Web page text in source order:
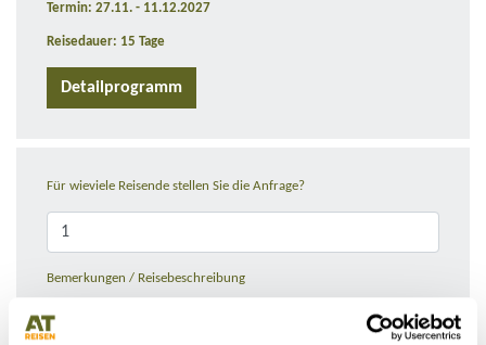
Termin: 27.11. - 11.12.2027
Reisedauer: 15 Tage
Detailprogramm
Für wieviele Reisende stellen Sie die Anfrage?
Bemerkungen / Reisebeschreibung